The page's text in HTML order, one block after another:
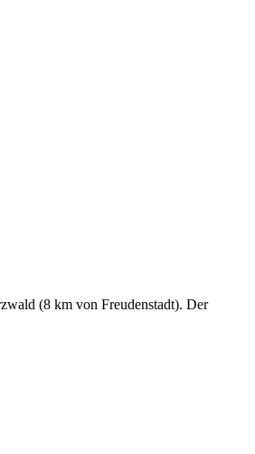
(8 km von Freudenstadt). Der